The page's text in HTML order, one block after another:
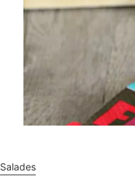
Salades